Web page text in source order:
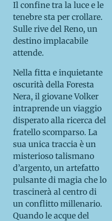
Il confine tra la luce e le
tenebre sta per crollare.
Sulle rive del Reno, un
destino implacabile
attende.
Nella fitta e inquietante
oscurità della Foresta
Nera, il giovane Volker
intraprende un viaggio
disperato alla ricerca del
fratello scomparso. La
sua unica traccia è un
misterioso talismano
d’argento, un artefatto
pulsante di magia che lo
trascinerà al centro di
un conflitto millenario.
Quando le acque del